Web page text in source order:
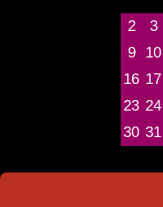
2
3
9
10
16 17
23 24
30 31